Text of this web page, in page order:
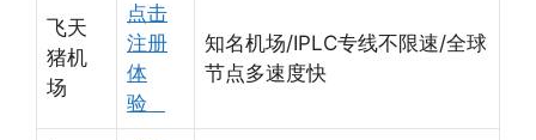
飞天
猪机
场
点击
注册
体
验
知名机场/IPLC专线不限速/全球
节点多速度快